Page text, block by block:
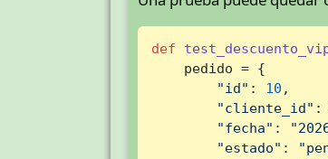
def
    pedido = {
"id" : 10 ,
"cliente_id" :
"fecha" :
"estado" :